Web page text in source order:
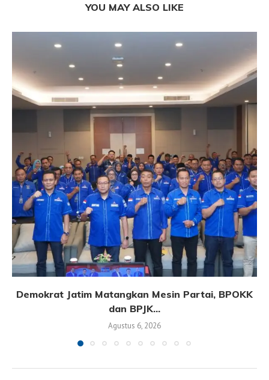
YOU MAY ALSO LIKE
Demokrat Jatim Matangkan Mesin Partai, BPOKK
dan BPJK...
Agustus 6, 2026